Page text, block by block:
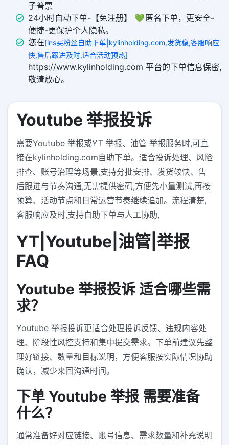
子普票
24小时自动下单-【免注册】 💚 匿名下单，更安全-
便捷-更保护个人隐私。
您在[ins买粉丝自助下单|kylinholding.com,发货稳,客服响应
快,售后跟进及时,适合活动预热]
https://www.kylinholding.com 平台的下单信息保密,
敬请放心。
Youtube 举报投诉
需要Youtube 举报或YT 举报、油管 举报服务时,可直
接在kylinholding.com自助下单。适合投诉处理、风险
排查、账号治理等场景,支持分批安排、发货较快、售
后跟进与节奏沟通,无需提供密码,方便先小量测试,再按
预算、活动节点和日常运营节奏继续追加。流程清楚,
客服响应及时,支持自助下单与人工协助,
YT|Youtube|油管|举报
FAQ
Youtube 举报投诉 适合哪些需
求？
Youtube 举报投诉更适合处理投诉反馈、违规内容处
理、阶段性风控支持和集中提交需求。下单前建议先整
理好链接、数量和目标说明，方便客服按实际情况协助
确认，减少来回沟通时间。
下单 Youtube 举报 需要准备
什么？
通常准备好对应链接、账号信息、需求数量和补充说明